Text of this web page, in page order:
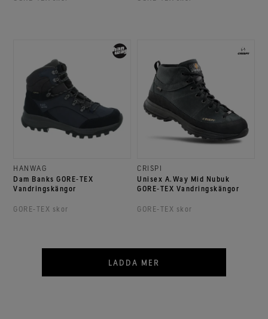
HANWAG
Dam Banks GORE‑TEX
Vandringskängor
GORE‑TEX skor
CRISPI
Unisex A.Way Mid Nubuk
GORE‑TEX Vandringskängor
GORE‑TEX skor
LADDA MER